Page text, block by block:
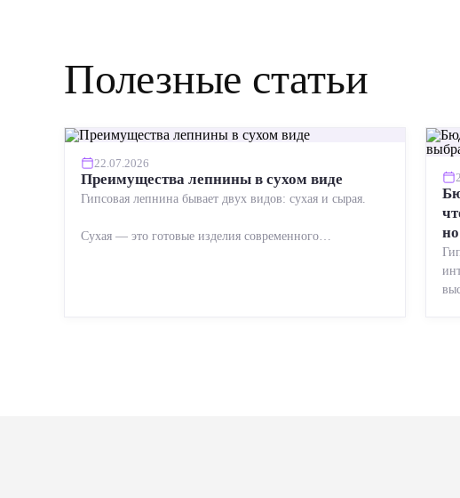
Полезные статьи
22.07.2026
Преимущества лепнины в сухом виде
Гипсовая лепнина бывает двух видов: сухая и сырая.
Сухая — это готовые изделия современного